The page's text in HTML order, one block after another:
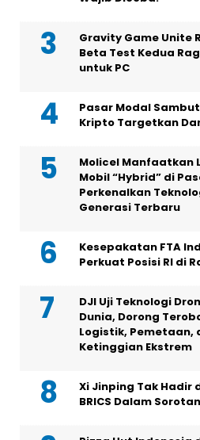
Gravity Game Unite
Beta Test Kedua
untuk PC
Pasar Modal
Kripto Targetkan
Molicel Manfaatkan
Mobil “Hybrid” di
Perkenalkan
Generasi Terbaru
Kesepakatan FTA
Perkuat Posisi RI di
DJI Uji Teknologi
Dunia, Dorong
Logistik, Pemetaan,
Ketinggian Ekstrem
Xi Jinping Tak Hadir
BRICS Dalam